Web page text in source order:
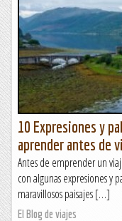
10 Expresiones y
aprender antes de
Antes de emprender un
con algunas expresiones y
maravillosos paisajes […]
El Blog de viajes